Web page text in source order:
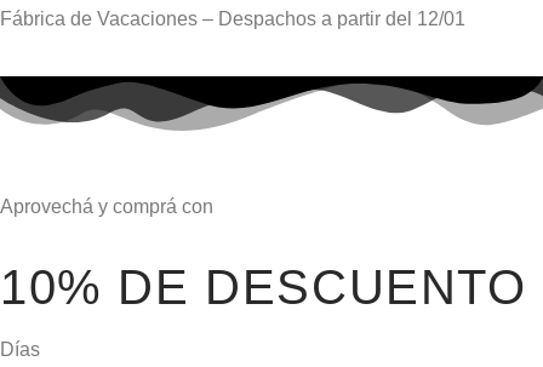
Fábrica de Vacaciones – Despachos a partir del 12/01
Aprovechá y comprá con
10% DE DESCUENTO
Días